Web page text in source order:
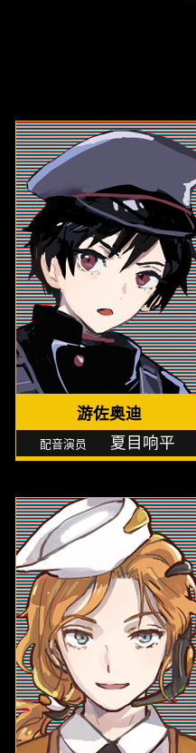
游佐奥迪
夏目响平